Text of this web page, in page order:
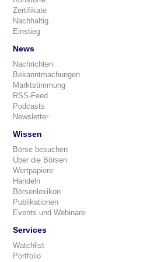
Zertifikate
Nachhaltig
Einstieg
News
Nachrichten
Bekanntmachungen
Marktstimmung
RSS-Feed
Podcasts
Newsletter
Wissen
Börse besuchen
Über die Börsen
Wertpapiere
Handeln
Börsenlexikon
Publikationen
Events und Webinare
Services
Watchlist
Portfolio